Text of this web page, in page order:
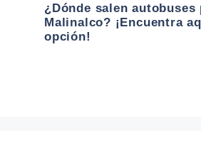
¿Dónde salen autobuses
Malinalco? ¡Encuentra
opción!